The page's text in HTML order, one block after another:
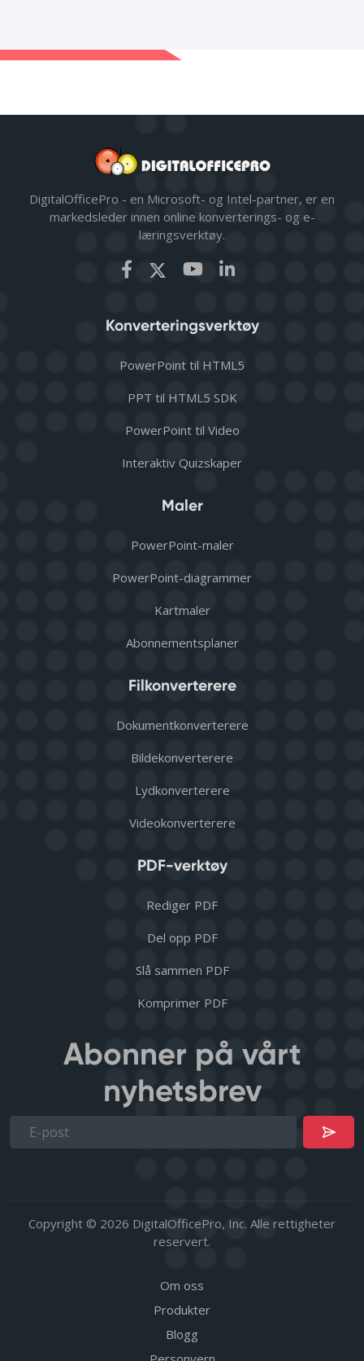
DigitalOfficePro - en Microsoft- og Intel-partner, er en
markedsleder innen online konverterings- og e-
læringsverktøy.
Konverteringsverktøy
PowerPoint til HTML5
PPT til HTML5 SDK
PowerPoint til Video
Interaktiv Quizskaper
Maler
PowerPoint-maler
PowerPoint-diagrammer
Kartmaler
Abonnementsplaner
Filkonverterere
Dokumentkonverterere
Bildekonverterere
Lydkonverterere
Videokonverterere
PDF-verktøy
Rediger PDF
Del opp PDF
Slå sammen PDF
Komprimer PDF
Abonner på vårt
nyhetsbrev
Copyright © 2026 DigitalOfficePro, Inc. Alle rettigheter
reservert.
Om oss
Produkter
Blogg